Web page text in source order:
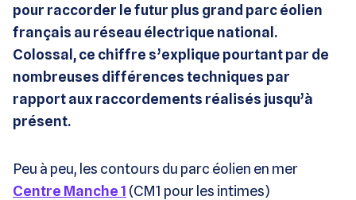
pour raccorder le futur plus grand parc éolien
français au réseau électrique national.
Colossal, ce chiffre s’explique pourtant par de
nombreuses différences techniques par
rapport aux raccordements réalisés jusqu’à
présent.
Peu à peu, les contours du parc éolien en mer
Centre Manche 1 (CM1 pour les intimes)